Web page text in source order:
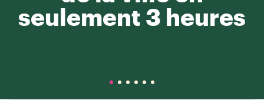
seulement 3 heures